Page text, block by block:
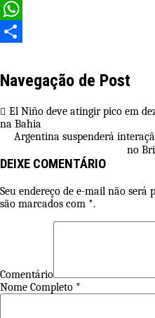
Email
WhatsApp
Navegação de Post
El Niño deve atingir pico em
na Bahia
Argentina suspenderá
no
DEIXE COMENTÁRIO
Seu endereço de e-mail não será
são marcados com *.
Comentário
Nome Completo *